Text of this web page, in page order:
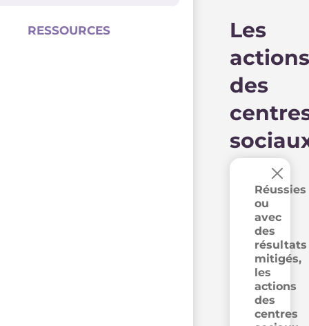
RESSOURCES
Les
actions
des
Réussies
ou
avec
des
résultats
mitigés,
les
actions
des
centres
×